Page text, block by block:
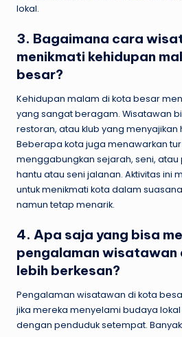
lokal.
3. Bagaimana cara
menikmati kehidupan
besar?
Kehidupan malam di kota besar
yang sangat beragam. Wisatawan
restoran, atau klub yang
Beberapa kota juga menawarkan
menggabungkan sejarah, seni,
hantu atau seni jalanan. Aktivitas ini
untuk menikmati kota dalam
namun tetap menarik.
4. Apa saja yang bisa
pengalaman wisatawan
lebih berkesan?
Pengalaman wisatawan di kota
jika mereka menyelami budaya
dengan penduduk setempat.